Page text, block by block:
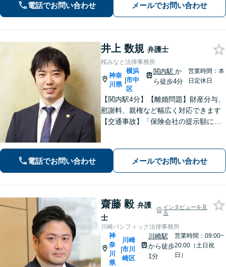
電話でお問い合わせ メールでお問い合わせ
井上 数規 弁護士
桜みなと法律事務所
神奈
川県
|
横浜
市中
区
関内駅 か
ら徒歩4分
営業時間：本
日定休日
【関内駅4分】【離婚問題】財産分与、
慰謝料、親権など幅広く対応できます
【交通事故】「保険会社の提示額に納
い！【分割払いOK】【初回面談60分無
料】【休日・夜間面談可】
電話でお問い合わせ メールでお問い合わせ
齋藤 毅 弁護
士
インタビューを見
る
川崎パシフィック法律事務所
神
奈
川
県
|
川崎
市川
崎区
川崎駅
から徒歩
1分
営業時間：09:00~
20:00（土日祝
日）